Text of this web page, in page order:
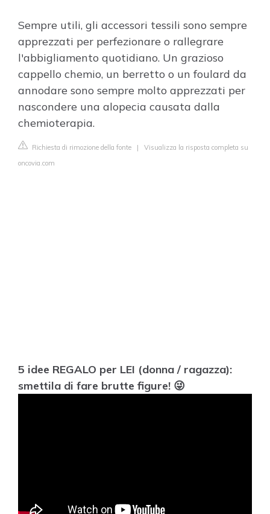
Sempre utili, gli accessori tessili sono sempre
apprezzati per perfezionare o rallegrare
l'abbigliamento quotidiano. Un grazioso
cappello chemio, un berretto o un foulard da
annodare sono sempre molto apprezzati per
nascondere una alopecia causata dalla
chemioterapia.
Richiesta di rimozione della fonte | Visualizza la risposta completa su
oncovia.com
5 idee REGALO per LEI (donna / ragazza):
smettila di fare brutte figure! 😜